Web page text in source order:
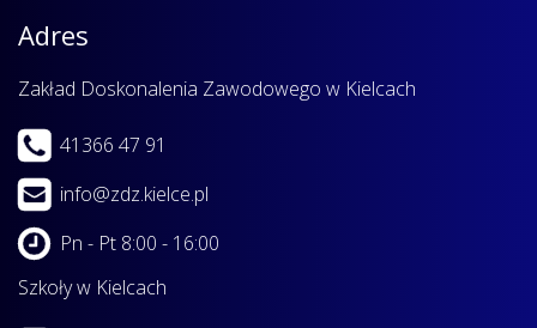
Adres
Zakład Doskonalenia Zawodowego w Kielcach
41366 47 91
info@zdz.kielce.pl
Pn - Pt 8:00 - 16:00
Szkoły w Kielcach